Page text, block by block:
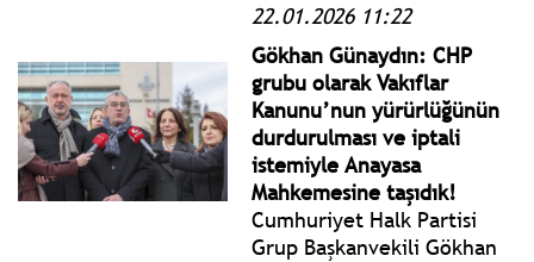
doğru, tarafsız ve
zamanında bilgiye
ulaşmasını sağlayan
kamusal bir görevdir.
22.01.2026 11:22
Gökhan Günaydın: CHP
grubu olarak Vakıflar
Kanunu’nun yürürlüğünün
durdurulması ve iptali
istemiyle Anayasa
Mahkemesine taşıdık!
Cumhuriyet Halk Partisi
Grup Başkanvekili Gökhan